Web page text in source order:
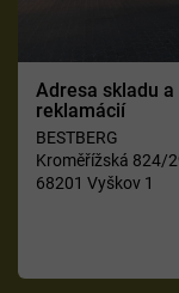
Adresa skladu a
reklamácií
BESTBERG
Kroměřížská 824/
68201 Vyškov 1